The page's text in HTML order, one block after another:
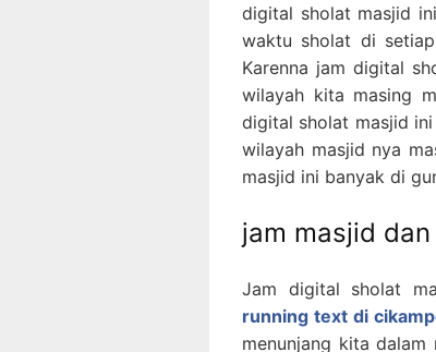
digital sholat masjid
waktu sholat di
Karenna jam digital
wilayah kita masing
digital sholat masjid
wilayah masjid nya
masjid ini banyak di
jam masjid
Jam digital sholat
running text di
menunjang kita